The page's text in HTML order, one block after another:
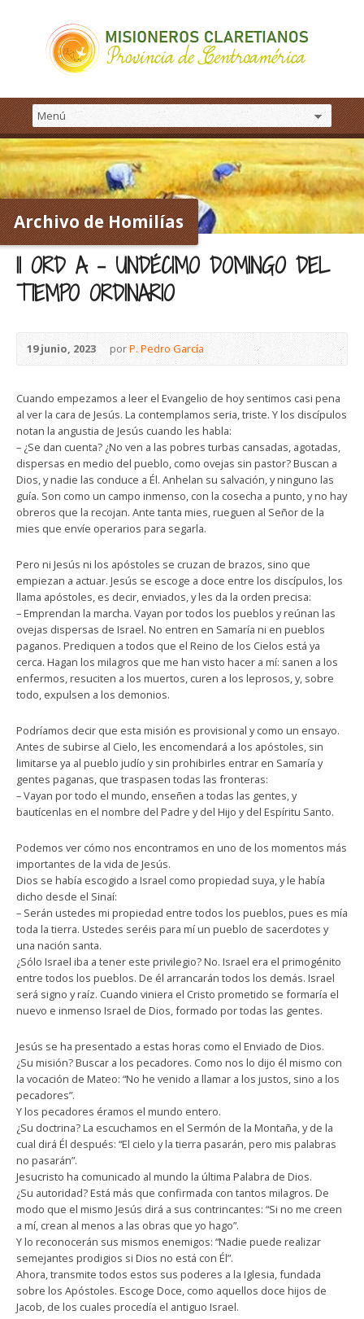
Archivo de Homilías
11 ORD A – UNDÉCIMO DOMINGO DEL
TIEMPO ORDINARIO
19 junio, 2023 porP. Pedro García
Cuando empezamos a leer el Evangelio de hoy sentimos casi pena
al ver la cara de Jesús. La contemplamos seria, triste. Y los discípulos
notan la angustia de Jesús cuando les habla:
– ¿Se dan cuenta? ¿No ven a las pobres turbas cansadas, agotadas,
dispersas en medio del pueblo, como ovejas sin pastor? Buscan a
Dios, y nadie las conduce a Él. Anhelan su salvación, y ninguno las
guía. Son como un campo inmenso, con la cosecha a punto, y no hay
obreros que la recojan. Ante tanta mies, rueguen al Señor de la
mies que envíe operarios para segarla.
Pero ni Jesús ni los apóstoles se cruzan de brazos, sino que
empiezan a actuar. Jesús se escoge a doce entre los discípulos, los
llama apóstoles, es decir, enviados, y les da la orden precisa:
– Emprendan la marcha. Vayan por todos los pueblos y reúnan las
ovejas dispersas de Israel. No entren en Samaría ni en pueblos
paganos. Prediquen a todos que el Reino de los Cielos está ya
cerca. Hagan los milagros que me han visto hacer a mí: sanen a los
enfermos, resuciten a los muertos, curen a los leprosos, y, sobre
todo, expulsen a los demonios.
Podríamos decir que esta misión es provisional y como un ensayo.
Antes de subirse al Cielo, les encomendará a los apóstoles, sin
limitarse ya al pueblo judío y sin prohibirles entrar en Samaría y
gentes paganas, que traspasen todas las fronteras:
– Vayan por todo el mundo, enseñen a todas las gentes, y
bautícenlas en el nombre del Padre y del Hijo y del Espíritu Santo.
Podemos ver cómo nos encontramos en uno de los momentos más
importantes de la vida de Jesús.
Dios se había escogido a Israel como propiedad suya, y le había
dicho desde el Sinaí:
– Serán ustedes mi propiedad entre todos los pueblos, pues es mía
toda la tierra. Ustedes seréis para mí un pueblo de sacerdotes y
una nación santa.
¿Sólo Israel iba a tener este privilegio? No. Israel era el primogénito
entre todos los pueblos. De él arrancarán todos los demás. Israel
será signo y raíz. Cuando viniera el Cristo prometido se formaría el
nuevo e inmenso Israel de Dios, formado por todas las gentes.
Jesús se ha presentado a estas horas como el Enviado de Dios.
¿Su misión? Buscar a los pecadores. Como nos lo dijo él mismo con
la vocación de Mateo: “No he venido a llamar a los justos, sino a los
pecadores”.
Y los pecadores éramos el mundo entero.
¿Su doctrina? La escuchamos en el Sermón de la Montaña, y de la
cual dirá Él después: “El cielo y la tierra pasarán, pero mis palabras
no pasarán”.
Jesucristo ha comunicado al mundo la última Palabra de Dios.
¿Su autoridad? Está más que confirmada con tantos milagros. De
modo que el mismo Jesús dirá a sus contrincantes: “Si no me creen
a mí, crean al menos a las obras que yo hago”.
Y lo reconocerán sus mismos enemigos: “Nadie puede realizar
semejantes prodigios si Dios no está con Él”.
Ahora, transmite todos estos sus poderes a la Iglesia, fundada
sobre los Apóstoles. Escoge Doce, como aquellos doce hijos de
Jacob, de los cuales procedía el antiguo Israel.